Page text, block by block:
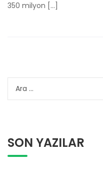
350 milyon […]
SON YAZILAR